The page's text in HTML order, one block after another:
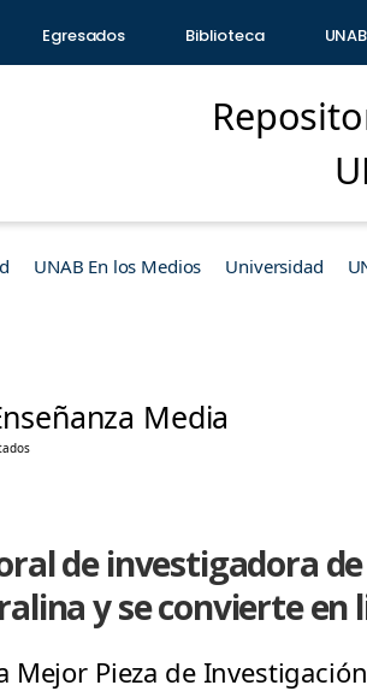
Egresados Biblioteca
UNAB En los Medios Universidad
Media
de investigadora
y se convierte en
Mejor Pieza de